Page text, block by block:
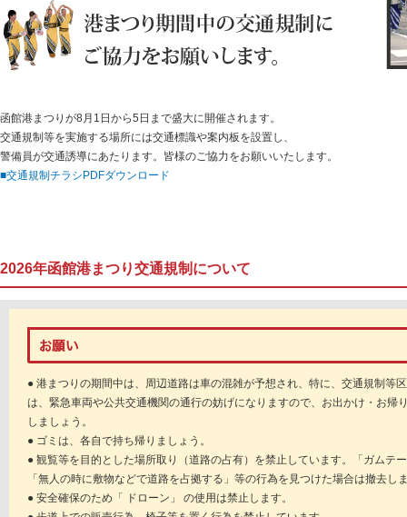
函館港まつりが8月1日から5日まで盛大に開催されます。
交通規制等を実施する場所には交通標識や案内板を設置し、
警備員が交通誘導にあたります。皆様のご協力をお願いいたします。
■交通規制チラシPDFダウンロード
2026年函館港まつり交通規制について
● 港まつりの期間中は、周辺道路は車の混雑が予想され、特に、交通規制等
は、緊急車両や公共交通機関の通行の妨げになりますので、お出かけ・お帰
しましょう。
● ゴミは、各自で持ち帰りましょう。
● 観覧等を目的とした場所取り（道路の占有）を禁止しています。「ガムテ
「無人の時に敷物などで道路を占拠する」等の行為を見つけた場合は撤去し
● 安全確保のため「 ドローン」 の使用は禁止します。